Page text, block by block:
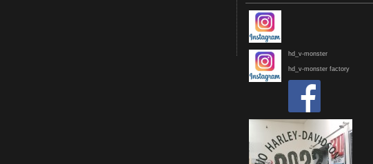
hd_v-monster
hd_v-monster factory